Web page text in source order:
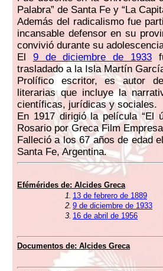
Palabra” de Santa Fe y “La
Además del radicalismo fue
incansable defensor en su
convivió durante su
El 9 de diciembre de 1933
trasladado a la Isla Martín
Prolífico escritor, es autor
literarias que incluye la
científicas, jurídicas y sociales.
En 1917 dirigió la película “El
Rosario por Greca Film
Falleció a los 67 años de edad
Santa Fe, Argentina.
Efémérides de: Alcides Greca
1. 13 de febrero de 1889
2. 9 de diciembre de 1933
3. 16 de abril de 1956
Documentos de:Alcides Greca